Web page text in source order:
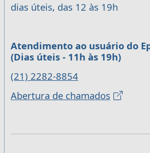
dias úteis, das 12 às 19h
Atendimento ao usuário do
(Dias úteis - 11h às 19h)
(21) 2282-8854
Abertura de chamados